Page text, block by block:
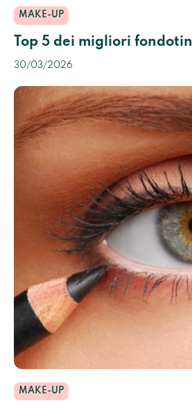
MAKE-UP
Top 5 dei migliori
30/03/2026
MAKE-UP